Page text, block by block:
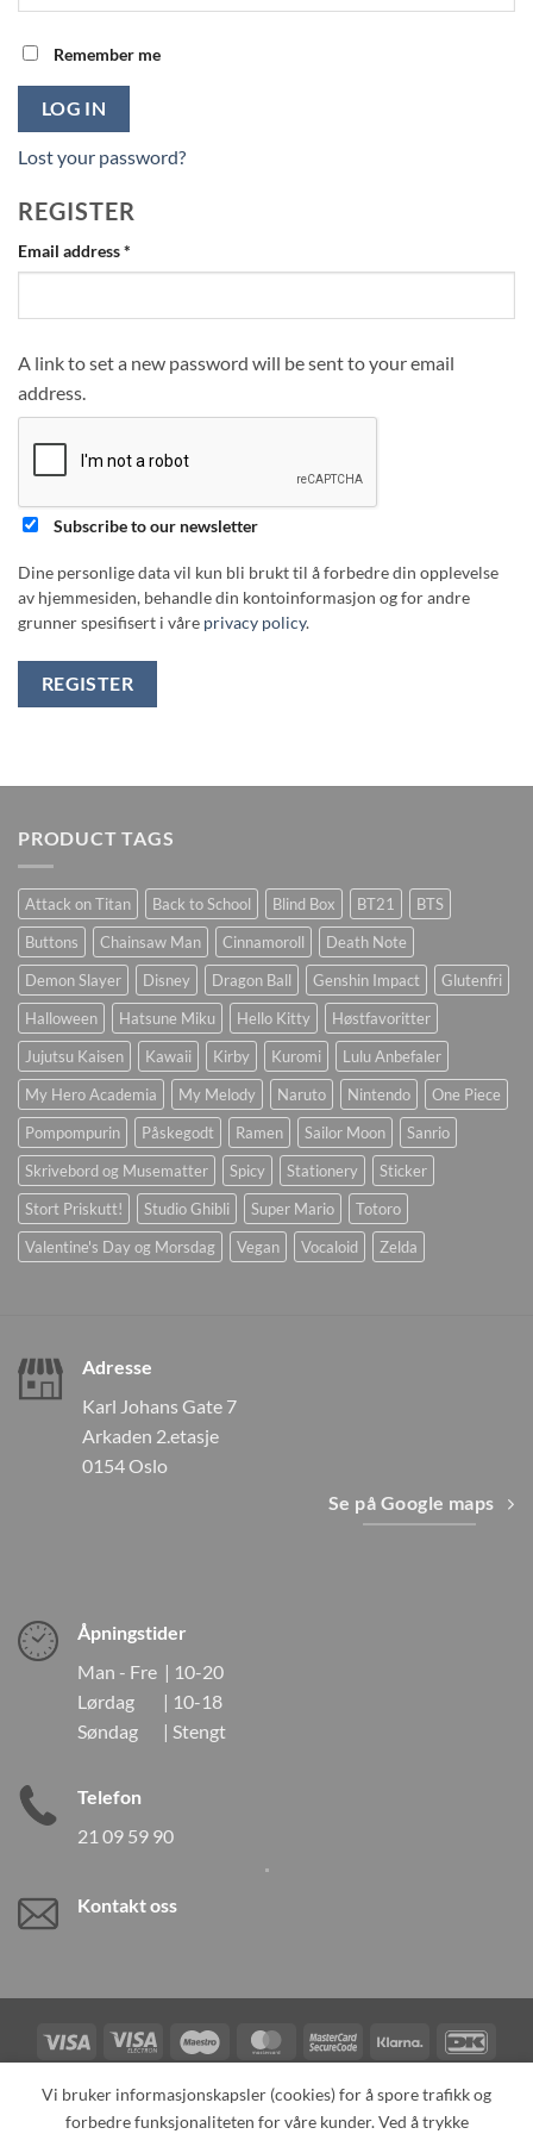
Remember me
LOG IN
Lost your password?
REGISTER
Email address*
A link to set a new password will be sent to your email
address.
Subscribe to our newsletter
Dine personlige data vil kun bli brukt til å forbedre din opplevelse
av hjemmesiden, behandle din kontoinformasjon og for andre
grunner spesifisert i våre privacy policy.
REGISTER
PRODUCT TAGS
Attack on Titan Back to School Blind Box BT21
BTS
Buttons
Chainsaw Man Cinnamoroll
Death Note
Demon Slayer
Disney Dragon Ball Genshin Impact
Glutenfri
Halloween
Hatsune Miku Hello Kitty
Høstfavoritter
Jujutsu Kaisen
Kawaii Kirby Kuromi
Lulu Anbefaler
My Hero Academia
My Melody Naruto Nintendo
One Piece
Pompompurin
Påskegodt Ramen Sailor Moon
Sanrio
Skrivebord og Musematter
Spicy Stationery
Sticker
Stort Priskutt!
Studio Ghibli Super Mario
Totoro
Valentine's Day og Morsdag
Vegan Vocaloid Zelda
Adresse
Karl Johans Gate 7
Arkaden 2.etasje
0154 Oslo
Se på Google maps
Åpningstider
Man - Fre | 10-20
Lørdag | 10-18
Søndag | Stengt
Telefon
21 09 59 90
Kontakt oss
Visa
Visa
Electron
Maestro MasterCardMasterCard
2
Klarna
Card
TILBAKEKALLINGER KONTAKT OSS OM OSS
Vi bruker informasjonskapsler (cookies) for å spore trafikk og
forbedre funksjonaliteten for våre kunder. Ved å trykke